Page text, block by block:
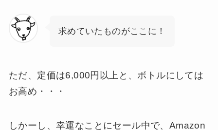
求めていたものがここに！
ただ、定価は6,000円以上と、ボトルにしては
お高め・・・
しかーし、幸運なことにセール中で、Amazon